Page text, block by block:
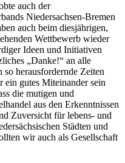
auch der
Niedersachsen-Bremen
auch beim diesjährigen,
Wettbewerb wieder
Ideen und Initiativen
„Danke!“ an alle
so herausfordernde Zeiten
ein gutes Miteinander sein
die mutigen und
aus den Erkenntnissen
Zuversicht für lebens- und
Städten und
wir auch als Gesellschaft